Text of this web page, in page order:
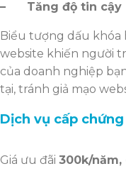
– Tăng độ tin cậy
Biểu tượng dấu khóa
website khiến người
của doanh nghiệp
tại, tránh giả mạo
Dịch vụ cấp
Giá ưu đãi 300k/năm,